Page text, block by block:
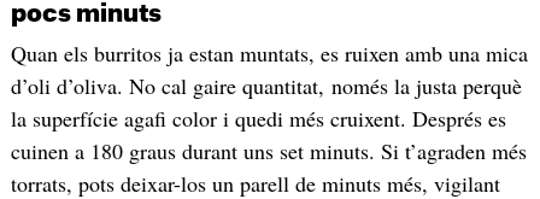
pocs minuts
Quan els burritos ja estan muntats, es ruixen amb una mica
d’oli d’oliva. No cal gaire quantitat, només la justa perquè
la superfície agafi color i quedi més cruixent. Després es
cuinen a 180 graus durant uns set minuts. Si t’agraden més
torrats, pots deixar-los un parell de minuts més, vigilant